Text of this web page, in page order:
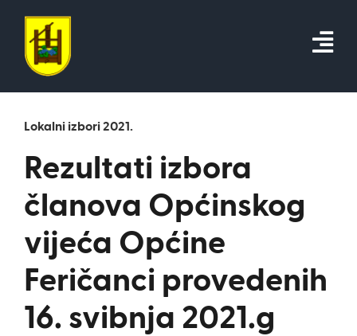
content
Lokalni izbori 2021.
Rezultati izbora
članova Općinskog
vijeća Općine
Feričanci provedenih
16. svibnja 2021.g